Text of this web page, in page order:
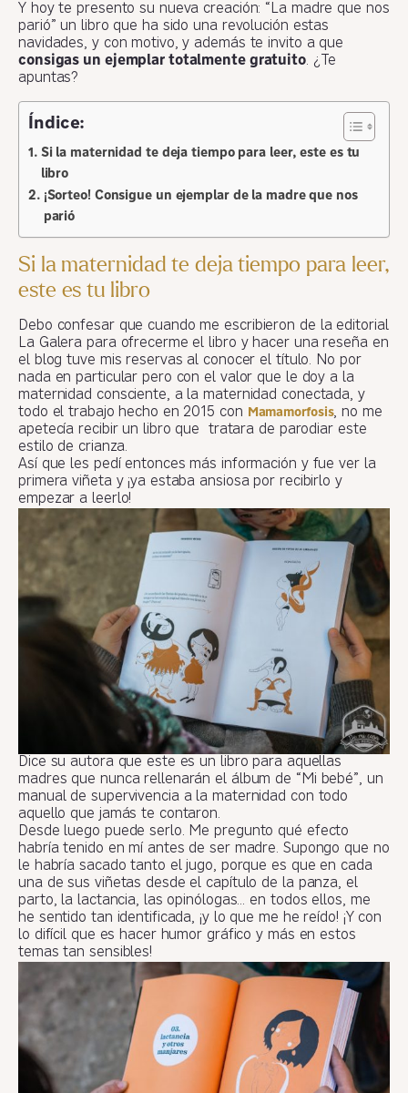
Y hoy te presento su nueva creación: “La madre que nos
parió” un libro que ha sido una revolución estas
navidades, y con motivo, y además te invito a que
consigas un ejemplar totalmente gratuito. ¿Te
apuntas?
Índice:
Si la maternidad te deja tiempo para leer, este es tu
libro
¡Sorteo! Consigue un ejemplar de la madre que nos
parió
Si la maternidad te deja tiempo para leer,
este es tu libro
Debo confesar que cuando me escribieron de la editorial
La Galera para ofrecerme el libro y hacer una reseña en
el blog tuve mis reservas al conocer el título. No por
nada en particular pero con el valor que le doy a la
maternidad consciente, a la maternidad conectada, y
todo el trabajo hecho en 2015 con
Mamamorfosis, no me
apetecía recibir un libro que tratara de parodiar este
estilo de crianza.
Así que les pedí entonces más información y fue ver la
primera viñeta y ¡ya estaba ansiosa por recibirlo y
empezar a leerlo!
Dice su autora que este es un libro para aquellas
madres que nunca rellenarán el álbum de “Mi bebé”, un
manual de supervivencia a la maternidad con todo
aquello que jamás te contaron.
Desde luego puede serlo. Me pregunto qué efecto
habría tenido en mí antes de ser madre. Supongo que no
le habría sacado tanto el jugo, porque es que en cada
una de sus viñetas desde el capítulo de la panza, el
parto, la lactancia, las opinólogas… en todos ellos, me
he sentido tan identificada, ¡y lo que me he reído! ¡Y con
lo difícil que es hacer humor gráfico y más en estos
temas tan sensibles!